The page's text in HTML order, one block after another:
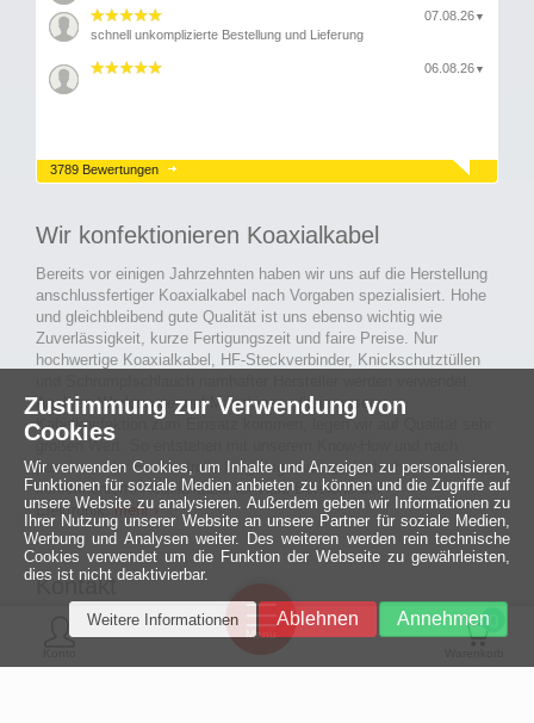
07.08.26 ▼
schnell unkomplizierte Bestellung und Lieferung
06.08.26 ▼
3789 Bewertungen
Wir konfektionieren Koaxialkabel
Bereits vor einigen Jahrzehnten haben wir uns auf die Herstellung
anschlussfertiger Koaxialkabel nach Vorgaben spezialisiert. Hohe
und gleichbleibend gute Qualität ist uns ebenso wichtig wie
Zuverlässigkeit, kurze Fertigungszeit und faire Preise. Nur
hochwertige Koaxialkabel, HF-Steckverbinder, Knickschutztüllen
Auch an Werkzeuge und Maschinen, die in unserer
Kabelkonfektion zum Einsatz kommen, legen wir auf Qualität sehr
großen Wert. So entstehen mit unserem Know-How und nach
passieren der Endkontrolle langlebige und qualitativ hochwertige
konfektionierte Koaxialkabel für viele Bereiche der
Elektronik.mehr ›
Kontakt
MCE Mauritz Electronics
0
Menü
Ein halbes
Jahrhundert
technologische
Zustimmung zur Verwendung von
Cookies
Wir verwenden Cookies, um Inhalte und Anzeigen zu personalisieren,
Funktionen für soziale Medien anbieten zu können und die Zugriffe auf
unsere Website zu analysieren. Außerdem geben wir Informationen zu
Ihrer Nutzung unserer Website an unsere Partner für soziale Medien,
Werbung und Analysen weiter. Des weiteren werden rein technische
Cookies verwendet um die Funktion der Webseite zu gewährleisten,
dies ist nicht deaktivierbar.
Annehmen
Ablehnen
Weitere Informationen